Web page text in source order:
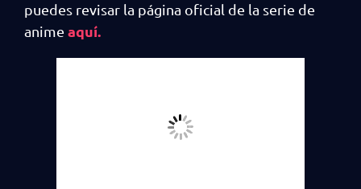
puedes revisar la página oficial de la serie de
anime aquí.